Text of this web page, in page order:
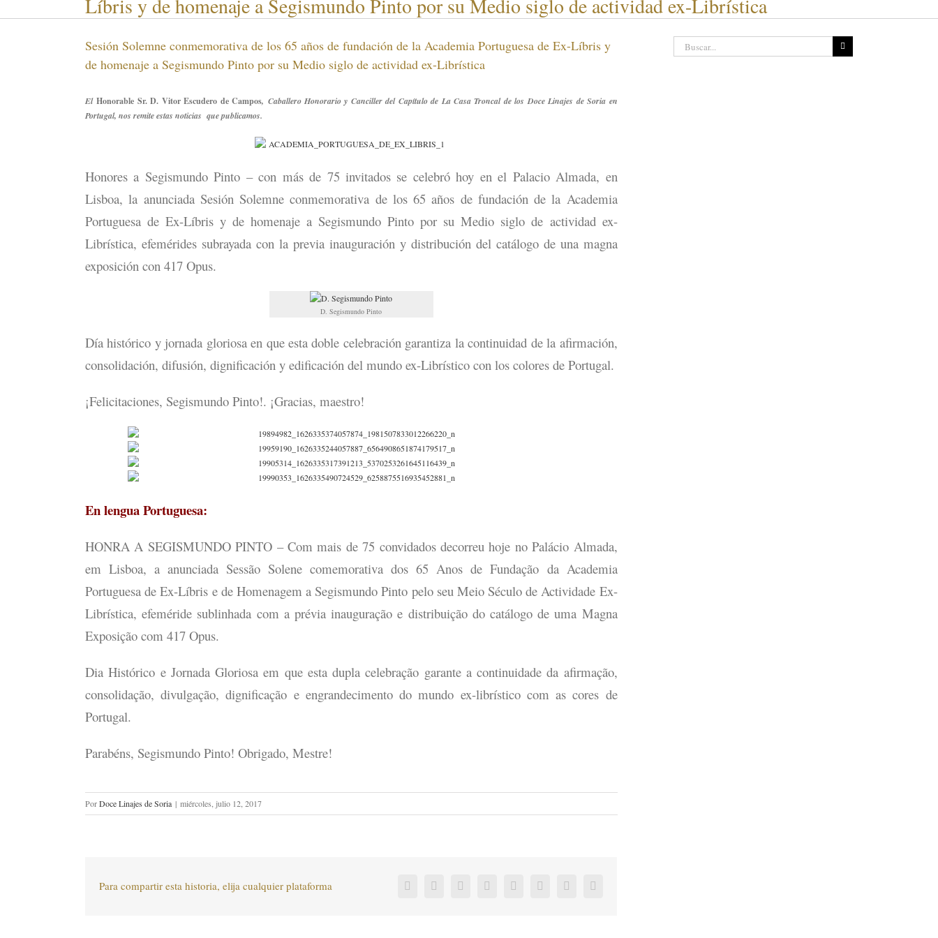
Líbris y de homenaje a Segismundo Pinto por su Medio siglo de actividad ex-Librística
Sesión Solemne conmemorativa de los 65 años de fundación de la Academia Portuguesa de Ex-Líbris y
de homenaje a Segismundo Pinto por su Medio siglo de actividad ex-Librística
ElHonorable Sr. D. Vitor Escudero de Campos, Caballero Honorario y Canciller del Capítulo de La Casa Troncal de los Doce Linajes de Soria en
Portugal, nos remite estas noticias que publicamos.
Honores a Segismundo Pinto – con más de 75 invitados se celebró hoy en el Palacio Almada, en
Lisboa, la anunciada Sesión Solemne conmemorativa de los 65 años de fundación de la Academia
Portuguesa de Ex-Líbris y de homenaje a Segismundo Pinto por su Medio siglo de actividad ex-
Librística, efemérides subrayada con la previa inauguración y distribución del catálogo de una magna
exposición con 417 Opus.
D. Segismundo Pinto
Día histórico y jornada gloriosa en que esta doble celebración garantiza la continuidad de la afirmación,
consolidación, difusión, dignificación y edificación del mundo ex-Librístico con los colores de Portugal.
¡Felicitaciones, Segismundo Pinto!. ¡Gracias, maestro!
En lengua Portuguesa:
HONRA A SEGISMUNDO PINTO – Com mais de 75 convidados decorreu hoje no Palácio Almada,
em Lisboa, a anunciada Sessão Solene comemorativa dos 65 Anos de Fundação da Academia
Portuguesa de Ex-Líbris e de Homenagem a Segismundo Pinto pelo seu Meio Século de Actividade Ex-
Librística, efeméride sublinhada com a prévia inauguração e distribuição do catálogo de uma Magna
Exposição com 417 Opus.
Dia Histórico e Jornada Gloriosa em que esta dupla celebração garante a continuidade da afirmação,
consolidação, divulgação, dignificação e engrandecimento do mundo ex-librístico com as cores de
Portugal.
Parabéns, Segismundo Pinto! Obrigado, Mestre!
PorDoce Linajes de Soria | miércoles, julio 12, 2017
Para compartir esta historia, elija cualquier plataforma FacebookTwitter LinkedInReddit Tumblr Pinterest
Buscar: